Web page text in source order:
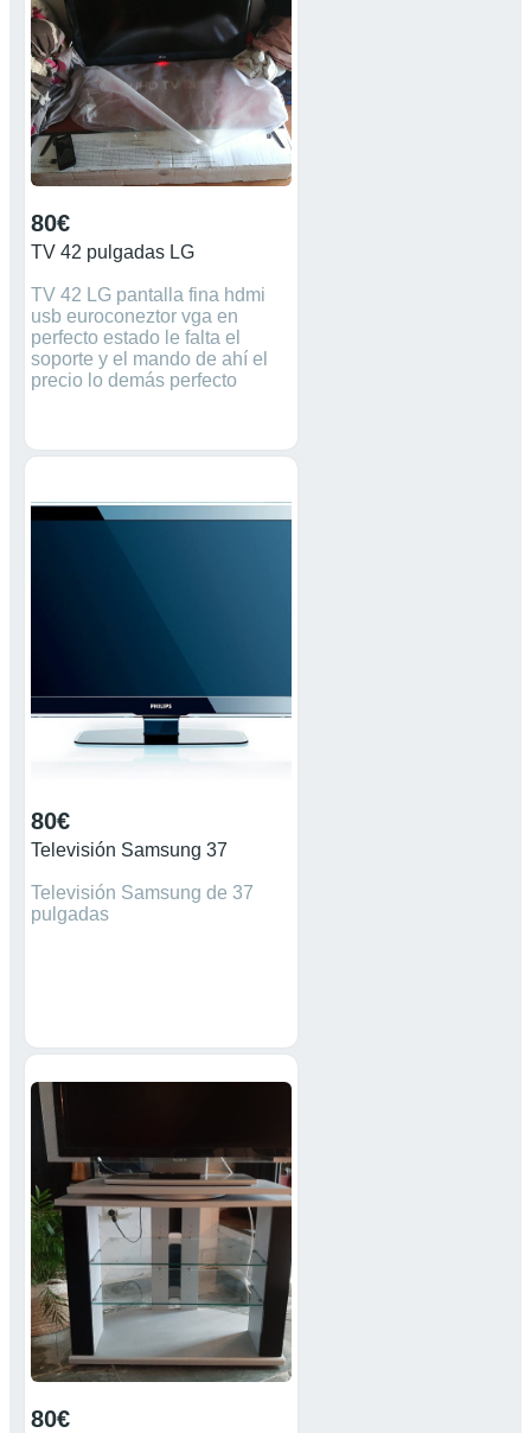
80€
TV 42 pulgadas LG
TV 42 LG pantalla fina hdmi
usb euroconeztor vga en
perfecto estado le falta el
soporte y el mando de ahí el
precio lo demás perfecto
80€
Televisión Samsung 37
Televisión Samsung de 37
pulgadas
80€